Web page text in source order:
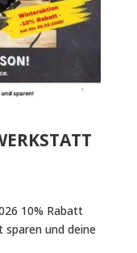
10% Rabatt
und deine